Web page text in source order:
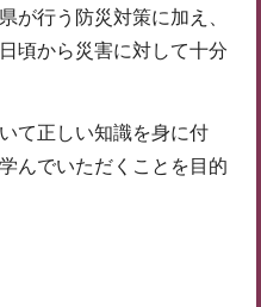
が行う防災対策に加え、
頃から災害に対して十分
て正しい知識を身に付
んでいただくことを目的